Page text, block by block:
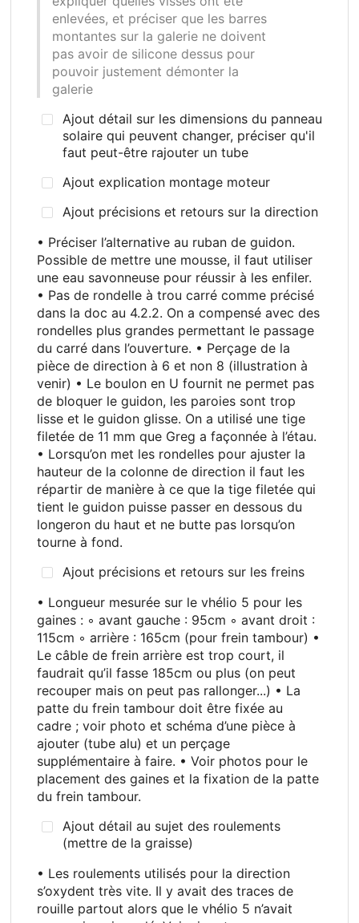
enlevées, et préciser que les barres
montantes sur la galerie ne doivent
pas avoir de silicone dessus pour
pouvoir justement démonter la
galerie
Ajout détail sur les dimensions du panneau
solaire qui peuvent changer, préciser qu'il
faut peut-être rajouter un tube
Ajout explication montage moteur
Ajout précisions et retours sur la direction
• Préciser l’alternative au ruban de guidon.
Possible de mettre une mousse, il faut utiliser
une eau savonneuse pour réussir à les enfiler.
• Pas de rondelle à trou carré comme précisé
dans la doc au 4.2.2. On a compensé avec des
rondelles plus grandes permettant le passage
du carré dans l’ouverture. • Perçage de la
pièce de direction à 6 et non 8 (illustration à
venir) • Le boulon en U fournit ne permet pas
de bloquer le guidon, les paroies sont trop
lisse et le guidon glisse. On a utilisé une tige
filetée de 11 mm que Greg a façonnée à l’étau.
• Lorsqu’on met les rondelles pour ajuster la
hauteur de la colonne de direction il faut les
répartir de manière à ce que la tige filetée qui
tient le guidon puisse passer en dessous du
longeron du haut et ne butte pas lorsqu’on
tourne à fond.
Ajout précisions et retours sur les freins
• Longueur mesurée sur le vhélio 5 pour les
gaines : ◦ avant gauche : 95cm ◦ avant droit :
115cm ◦ arrière : 165cm (pour frein tambour) •
Le câble de frein arrière est trop court, il
faudrait qu’il fasse 185cm ou plus (on peut
recouper mais on peut pas rallonger...) • La
patte du frein tambour doit être fixée au
cadre ; voir photo et schéma d’une pièce à
ajouter (tube alu) et un perçage
supplémentaire à faire. • Voir photos pour le
placement des gaines et la fixation de la patte
du frein tambour.
Ajout détail au sujet des roulements
(mettre de la graisse)
• Les roulements utilisés pour la direction
s’oxydent très vite. Il y avait des traces de
rouille partout alors que le vhélio 5 n’avait